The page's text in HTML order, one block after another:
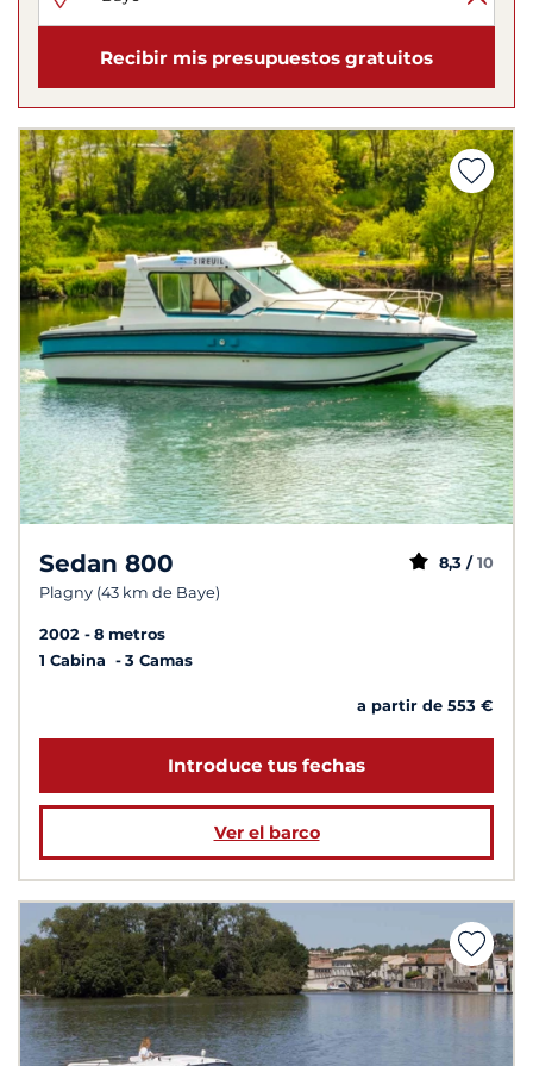
Recibir mis presupuestos gratuitos
Sedan 800
Plagny (43 km de Baye)
8,3 / 10
2002
8 metros
1 Cabina
3 Camas
a partir de 553 €
Introduce tus fechas
Ver el barco